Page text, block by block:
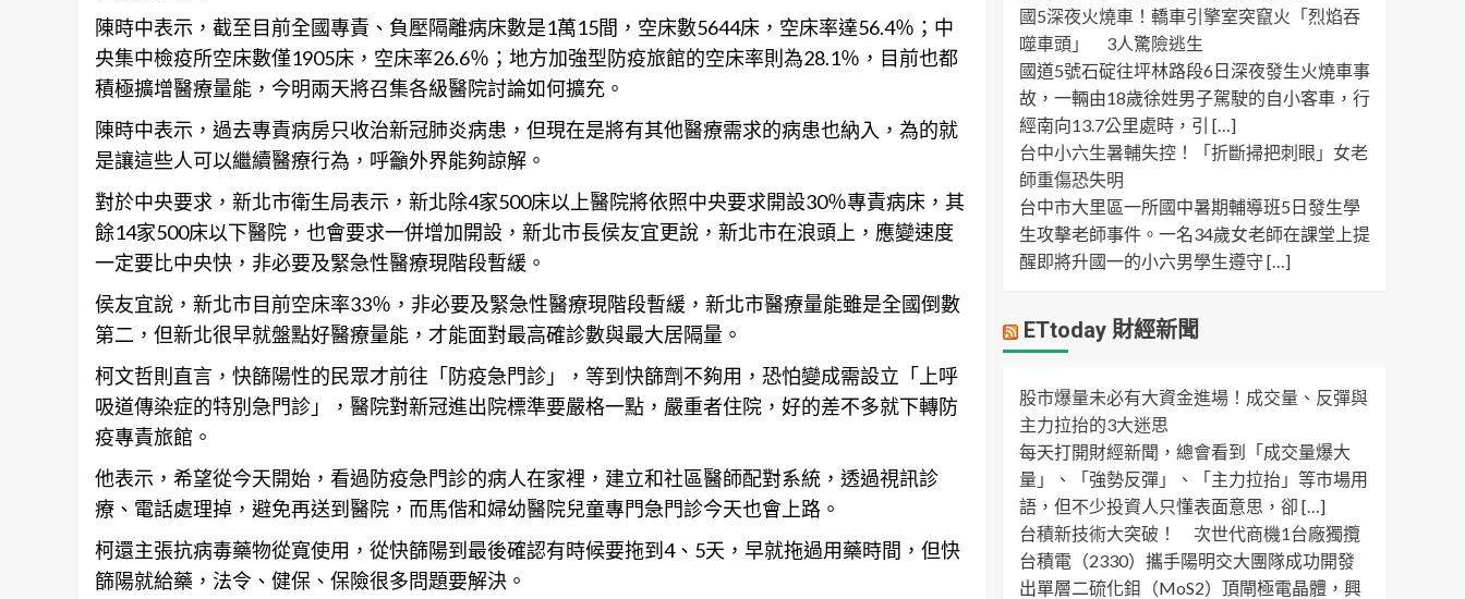
陳時中表示，截至目前全國專責、負壓隔離病床數是1萬15間，空床數5644床，空床率達56.4％；中
央集中檢疫所空床數僅1905床，空床率26.6％；地方加強型防疫旅館的空床率則為28.1％，目前也都
積極擴增醫療量能，今明兩天將召集各級醫院討論如何擴充。
陳時中表示，過去專責病房只收治新冠肺炎病患，但現在是將有其他醫療需求的病患也納入，為的就
是讓這些人可以繼續醫療行為，呼籲外界能夠諒解。
對於中央要求，新北市衛生局表示， 新北除4家500床以上醫院將依照中央要求開設30％專責病床，其
餘14家500床以下醫院，也會要求一併增加開設，新北市長侯友宜更說，新北市在浪頭上，應變速度
一定要比中央快，非必要及緊急性醫療現階段暫緩。
侯友宜說，新北市目前空床率33％，非必要及緊急性醫療現階段暫緩，新北市醫療量能雖是全國倒數
第二，但新北很早就盤點好醫療量能，才能面對最高確診數與最大居隔量。
柯文哲則直言，快篩陽性的民眾才前往「防疫急門診」，等到快篩劑不夠用，恐怕變成需設立「上呼
吸道傳染症的特別急門診」，醫院對新冠進出院標準要嚴格一點，嚴重者住院，好的差不多就下轉防
疫專責旅館。
他表示，希望從今天開始，看過防疫急門診的病人在家裡，建立和社區醫師配對系統，透過視訊診
療、電話處理掉，避免再送到醫院，而馬偕和婦幼醫院兒童專門急門診今天也會上路。
柯還主張抗病毒藥物從寬使用，從快篩陽到最後確認有時候要拖到4、5天，早就拖過用藥時間，但快
篩陽就給藥，法令、健保、保險很多問題要解決。
國5深夜火燒車！轎車引擎室突竄火「烈焰吞
噬車頭」 3人驚險逃生
國道5號石碇往坪林路段6日深夜發生火燒車事
故，一輛由18歲徐姓男子駕駛的自小客車，行
經南向13.7公里處時，引 […]
台中小六生暑輔失控！「折斷掃把刺眼」女老
師重傷恐失明
台中市大里區一所國中暑期輔導班5日發生學
生攻擊老師事件。一名34歲女老師在課堂上提
醒即將升國一的小六男學生遵守 […]
ETtoday 財經新聞
股市爆量未必有大資金進場！成交量、反彈與
主力拉抬的3大迷思
每天打開財經新聞，總會看到「成交量爆大
量」、「強勢反彈」、「主力拉抬」等市場用
語，但不少投資人只懂表面意思，卻 […]
台積新技術大突破！ 次世代商機1台廠獨攬
台積電（2330）攜手陽明交大團隊成功開發
出單層二硫化鉬（MoS2）頂閘極電晶體，興